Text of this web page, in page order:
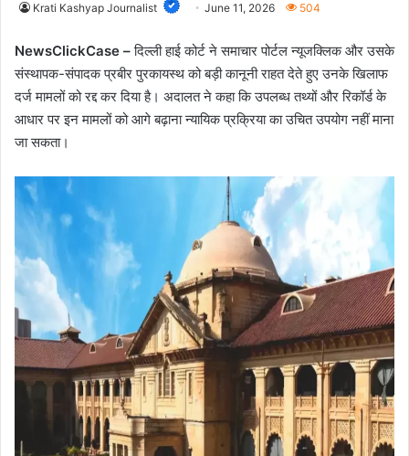
Krati Kashyap Journalist June 11, 2026 504
NewsClickCase –दिल्ली हाई कोर्ट ने समाचार पोर्टल न्यूजक्लिक और उसके
संस्थापक-संपादक प्रबीर पुरकायस्थ को बड़ी कानूनी राहत देते हुए उनके खिलाफ
दर्ज मामलों को रद्द कर दिया है। अदालत ने कहा कि उपलब्ध तथ्यों और रिकॉर्ड के
आधार पर इन मामलों को आगे बढ़ाना न्यायिक प्रक्रिया का उचित उपयोग नहीं माना
जा सकता।